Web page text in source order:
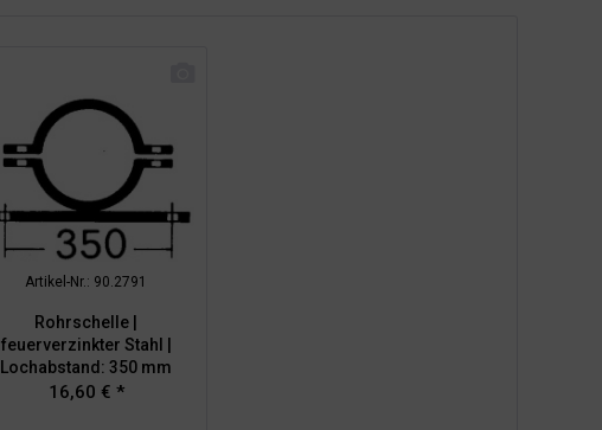
Artikel-Nr.: 90.2791
Rohrschelle |
feuerverzinkter Stahl |
Lochabstand: 350 mm
16,60 € *